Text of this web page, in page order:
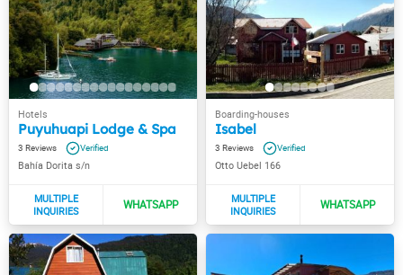
Puyuhuapi Lodge & Spa
3
Bahía Dorita s/n
Isabel
3
Otto Uebel 166